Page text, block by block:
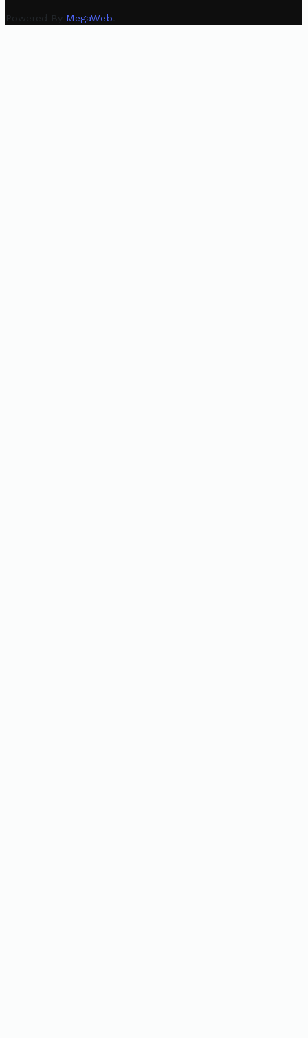
Powered By MegaWeb